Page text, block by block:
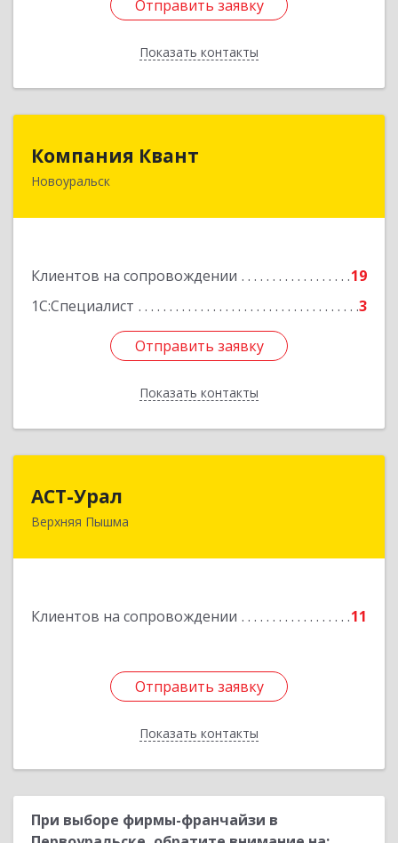
Отправить заявку
Показать контакты
Отправить заявку
Назад
Компания Квант
Новоуральск
Клиентов на сопровождении
19
1С:Специалист
3
Отправить заявку
Показать контакты
624130, Свердловская обл, Новоуральск г,
Отправить заявку
Назад
АСТ-Урал
Верхняя Пышма
Клиентов на сопровождении 11
Отправить заявку
Показать контакты
624090, Свердловская обл, Верхняя Пышма г,
Отправить заявку
Назад
При выборе фирмы-франчайзи в